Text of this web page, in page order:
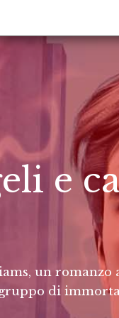
e
un romanzo
di